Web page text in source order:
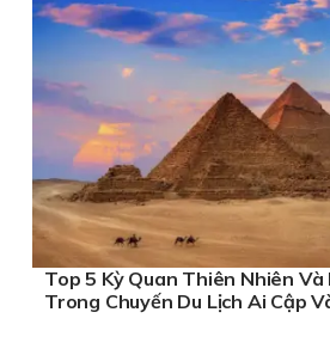
Top 5 Kỳ Quan Thiên Nhiên Và
Trong Chuyến Du Lịch Ai Cập